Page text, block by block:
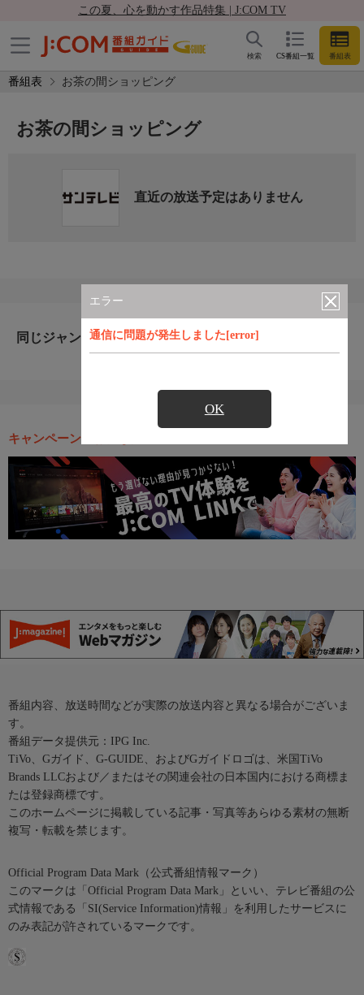
この夏、心を動かす作品特集 | J:COM TV
CS番組一覧 番組表
検索
番組表 お茶の間ショッピング
エラー
通信に問題が発生しました[error]
OK
お茶の間ショッピング
直近の放送予定はありません
同じジャンルのおすすめ番組
キャンペーン・お得な情報
番組内容、放送時間などが実際の放送内容と異なる場合がございま
す。
番組データ提供元：IPG Inc.
TiVo、Gガイド、G-GUIDE、およびGガイドロゴは、米国TiVo
Brands LLCおよび／またはその関連会社の日本国内における商標ま
たは登録商標です。
このホームページに掲載している記事・写真等あらゆる素材の無断
複写・転載を禁じます。
Official Program Data Mark（公式番組情報マーク）
このマークは「Official Program Data Mark」といい、テレビ番組の公
式情報である「SI(Service Information)情報」を利用したサービスに
のみ表記が許されているマークです。